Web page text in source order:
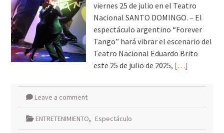
viernes 25 de julio en el Teatro
Nacional SANTO DOMINGO. – El
espectáculo argentino “Forever
Tango” hará vibrar el escenario del
Teatro Nacional Eduardo Brito
este 25 de julio de 2025, […]
Leave a comment
ENTRETENIMIENTO, Espectáculo